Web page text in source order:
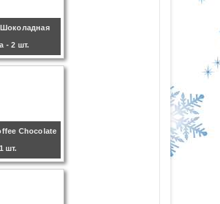
- 2 шт.
Chocolate
шт.